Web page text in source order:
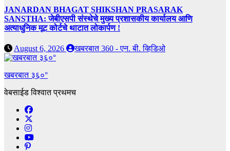
JANARDAN BHAGAT SHIKSHAN PRASARAK
SANSTHA: जेबीएसपी संस्थेचे मुख्य प्रशासकीय कार्यालय आणि
अत्याधुनिक मूट कोर्टचे थाटात लोकार्पण !
August 6, 2026 खबरबात 360 - एन. बी. व्हिडिओ
खबरबात ३६०°
वेबसाईड विश्वात प्रथमच